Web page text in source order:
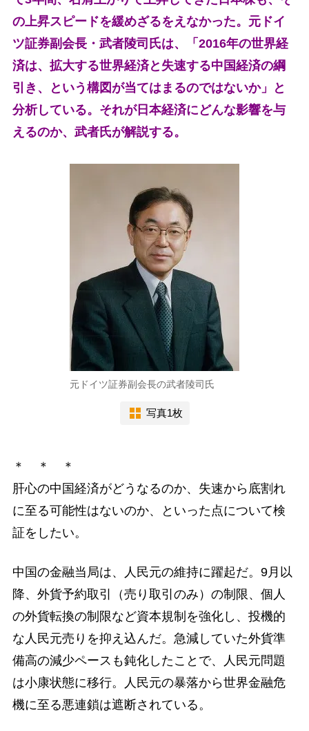
の上昇スピードを緩めざるをえなかった。元ドイ
ツ証券副会長・武者陵司氏は、「2016年の世界経
済は、拡大する世界経済と失速する中国経済の綱
引き、という構図が当てはまるのではないか」と
分析している。それが日本経済にどんな影響を与
えるのか、武者氏が解説する。
元ドイツ証券副会長の武者陵司氏
写真1枚
＊ ＊ ＊
肝心の中国経済がどうなるのか、失速から底割れ
に至る可能性はないのか、といった点について検
証をしたい。
中国の金融当局は、人民元の維持に躍起だ。9月以
降、外貨予約取引（売り取引のみ）の制限、個人
の外貨転換の制限など資本規制を強化し、投機的
な人民元売りを抑え込んだ。急減していた外貨準
備高の減少ペースも鈍化したことで、人民元問題
は小康状態に移行。人民元の暴落から世界金融危
機に至る悪連鎖は遮断されている。